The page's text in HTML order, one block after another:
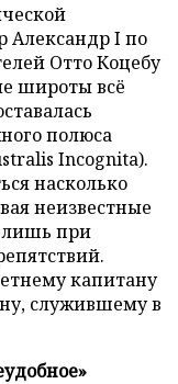
Александр I по
Отто Коцебу
широты всё
полюса
Incognita).
насколько
неизвестные
лишь при
капитану
служившему в